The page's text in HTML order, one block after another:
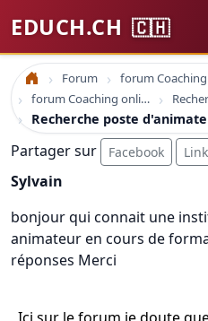
EDUCH.CH 🇨🇭
Accueil Forum
forum Coaching online formation professionelle emploi education
Recherche poste
Partager sur Facebook
Sylvain
bonjour qui connait une
animateur en cours de
réponses Merci